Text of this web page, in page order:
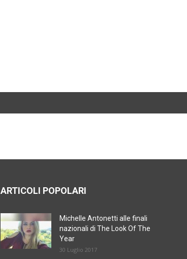
ARTICOLI POPOLARI
Michelle Antonetti alle finali
nazionali di The Look Of The
Year
30 Luglio 2017